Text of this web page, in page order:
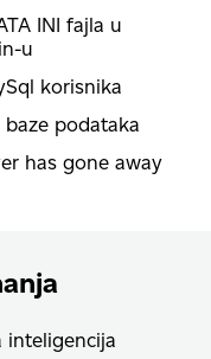
INI fajla u
u
korisnika
baze podataka
has gone away
inteligencija